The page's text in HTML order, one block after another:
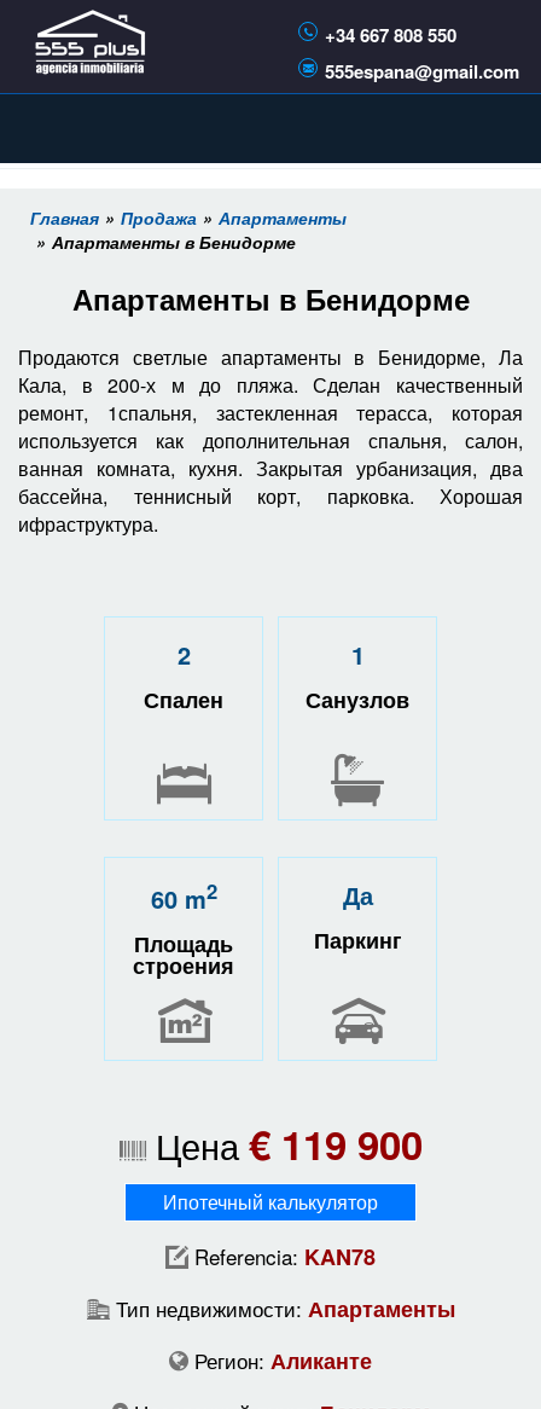
+34 667 808 550
555espana@gmail.com
Главная Продажа
Апартаменты
Апартаменты в Бенидорме
Апартаменты в Бенидорме
Продаются светлые апартаменты в Бенидорме, Ла
Кала, в 200-х м до пляжа. Сделан качественный
ремонт, 1спальня, застекленная терасса, которая
используется как дополнительная спальня, салон,
ванная комната, кухня. Закрытая урбанизация, два
бассейна, теннисный корт, парковка. Хорошая
ифраструктура.
2
Спален
1
Санузлов
60 m2
Площадь
строения
Да
Паркинг
Цена€ 119 900
Ипотечный калькулятор
Referencia: KAN78
Тип недвижимости: Апартаменты
Регион: Аликанте